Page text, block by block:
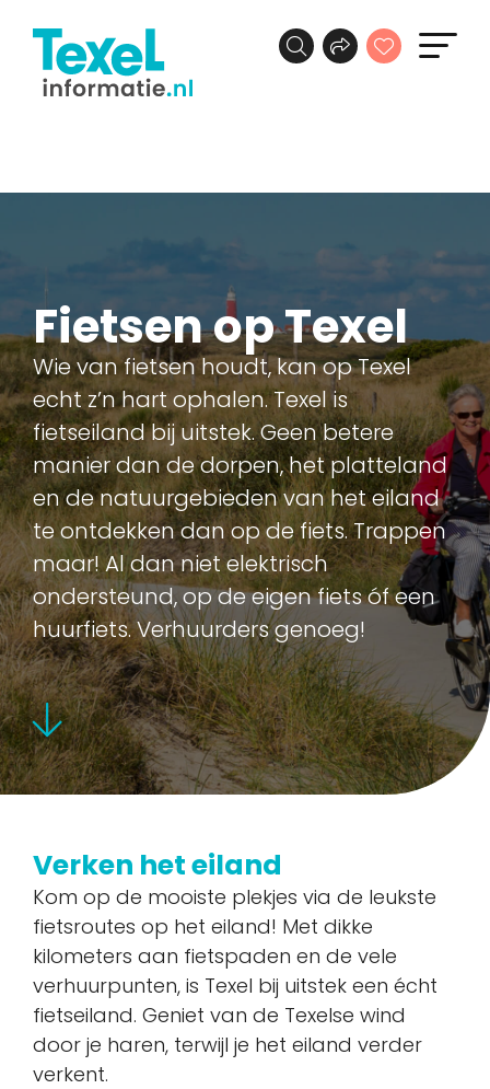
Fietsen op Texel
Wie van fietsen houdt, kan op Texel
echt z’n hart ophalen. Texel is
fietseiland bij uitstek. Geen betere
manier dan de dorpen, het platteland
en de natuurgebieden van het eiland
te ontdekken dan op de fiets. Trappen
maar! Al dan niet elektrisch
ondersteund, op de eigen fiets óf een
huurfiets. Verhuurders genoeg!
Verken het eiland
Kom op de mooiste plekjes via de leukste
fietsroutes op het eiland! Met dikke
kilometers aan fietspaden en de vele
verhuurpunten, is Texel bij uitstek een écht
fietseiland. Geniet van de Texelse wind
door je haren, terwijl je het eiland verder
verkent.